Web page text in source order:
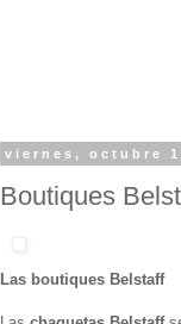
viernes, octubre
Boutiques
Las boutiques Belstaff